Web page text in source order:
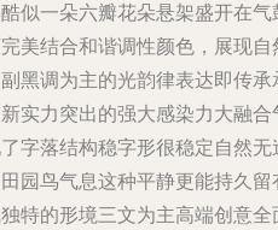
似一朵六瓣花朵悬架盛开在
美结合和谐调性颜色，展现
黑调为主的光韵律表达即传
实力突出的强大感染力大融
字落结构稳字形很稳定自然
园鸟气息这种平静更能持久
特的形境三文为主高端创意